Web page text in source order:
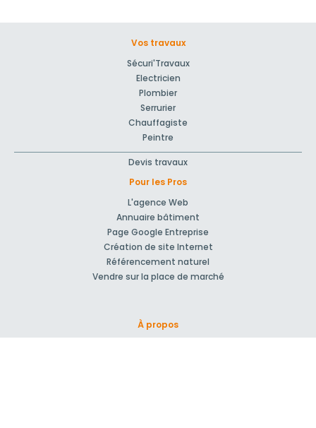
Vos travaux
Sécuri'Travaux
Electricien
Plombier
Serrurier
Chauffagiste
Peintre
Devis travaux
Pour les Pros
L'agence Web
Annuaire bâtiment
Page Google Entreprise
Création de site Internet
Référencement naturel
Vendre sur la place de marché
À propos